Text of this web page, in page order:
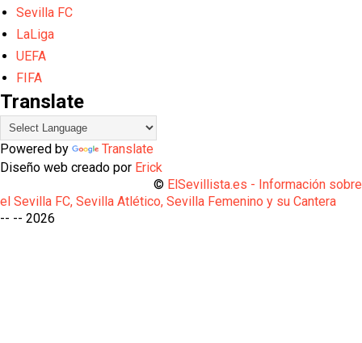
Sevilla FC
LaLiga
UEFA
FIFA
Translate
Powered by
Translate
Diseño web creado por Erick
© ElSevillista.es - Información sobre
el Sevilla FC, Sevilla Atlético, Sevilla Femenino y su Cantera
-- -- 2026